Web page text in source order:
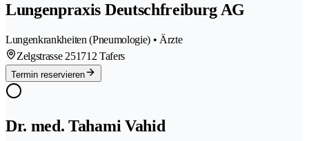
Lungenpraxis Deutschfreiburg AG
Lungenkrankheiten (Pneumologie) • Ärzte
Zelgstrasse 251712 Tafers
Termin reservieren
Dr. med. Tahami Vahid